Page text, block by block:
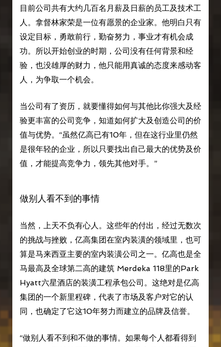
目前公司共有大约几百名月薪及日薪的员工及技术工
人。拿督林家荣是一位有愿景的企业家。他明白只有
设定目标，勇敢前行，勤奋努力，事业才有机会成
功。所以开始创业的时期，公司没有任何背景和经
验，也没雄厚的财力，他只能用真诚的态度来感动客
人，为争取一个机会。
当公司有了资历，就要懂得如何与其他比你强大及经
验更丰富的公司竞争，知道如何扩大及创造公司的价
值与优势。“虽然亿高已有10年，但在这行业里仍然
是很年轻的企业，所以只要找出自己最大的优势及价
值，才能提高竞争力，领先其他对手。”
做别人看不到的事情
当然，上天不负有心人。这些年的付出，经过无数次
的挑战与挫败，亿高集团在室内装潢的领域里，也可
算是马来西亚主要的室内装潢公司之一。亿高也是全
马最高及全球第二高的建筑 Merdeka 118里的Park
Hyatt六星酒店的装潢工程承包公司。这绝对是亿高
集团的一个新里程碑，代表了市场及客户对它的认
同，也确定了它这10年努力而建立的品牌及信誉。
“做别人看不到和不做的事情。如果每个人都看得到